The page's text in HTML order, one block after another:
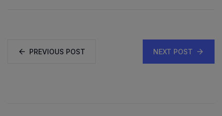
PREVIOUS POST NEXT POST